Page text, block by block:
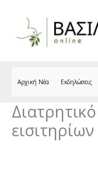
Αρχική Νέα Εκδηλώσεις